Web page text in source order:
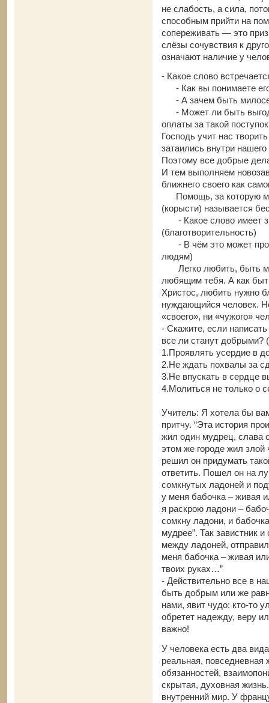
не слабость, а сила,
способным прийти на
сопереживать — это
слёзы сочувствия к
означают наличие у
- Какое слово
- Как вы понимаете
- А зачем быть
- Может ли быть
оплаты за такой
Господь учит нас
затаились внутри
Поэтому все добрые
И тем выполняем
ближнего своего как
Помощь, за которую
(корысти) называется
- Какое слово имеет
(благотворительность)
- В чём это может
людям)
Легко любить, быть
любящим тебя. А как
Христос, любить нужно
нуждающийся человек.
«своего», ни «чужого»
- Скажите, если
все ли станут
1.Проявлять усердие в
2.Не ждать похвалы за
3.Не впускать в сердце
4.Молиться не только о
Учитель: Я хотела бы
притчу. “Эта история
жил один мудрец, слава
этом же городе жил злой
решил он придумать
ответить. Пошел он на
сомкнутых ладоней и
у меня бабочка – живая
я раскрою ладони –
сомкну ладони, и
мудрее”. Так завистник
между ладоней,
меня бабочка – живая
твоих руках…”
- Действительно все в
быть добрым или же
нами, явит чудо: кто-то
обретет надежду, веру
важно!
У человека есть два
реальная, повседневная
обязанностей,
скрытая, духовная
внутренний мир. У